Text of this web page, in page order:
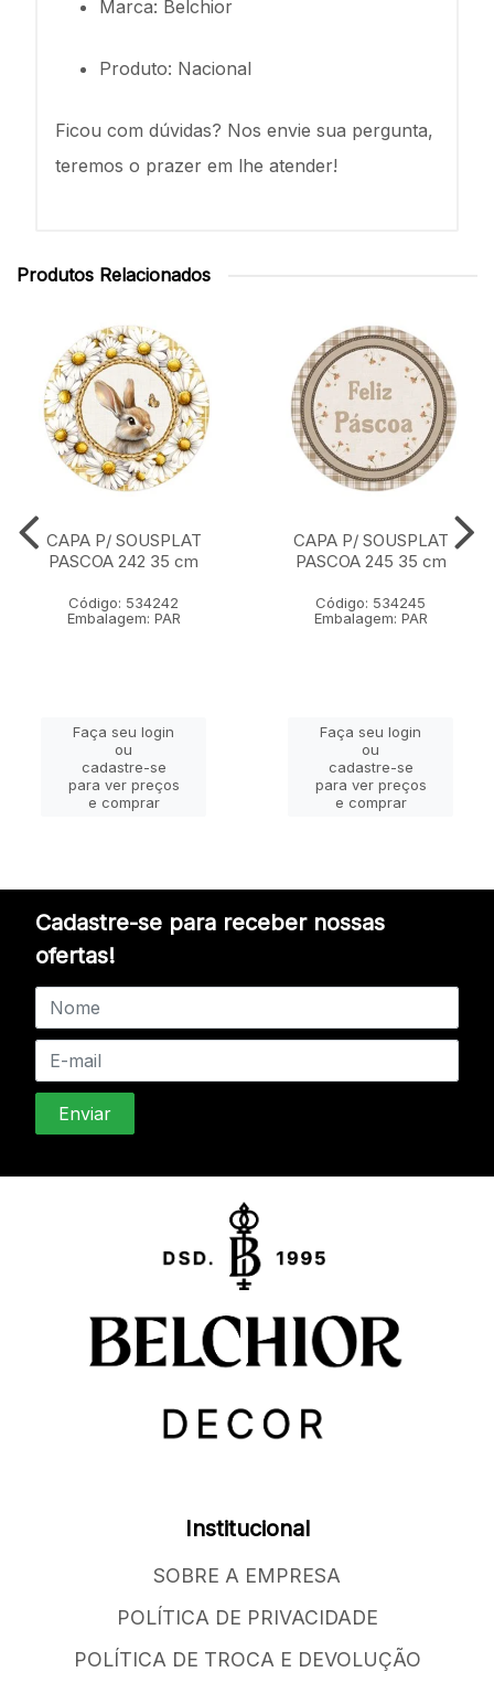
Marca: Belchior
Produto: Nacional
Ficou com dúvidas? Nos envie sua pergunta,
teremos o prazer em lhe atender!
Produtos Relacionados
CAPA P/ SOUSPLAT
PASCOA 242 35 cm
Código: 534242
Embalagem: PAR
Faça seu login
ou
cadastre-se
para ver preços
e comprar
CAPA P/ SOUSPLAT
PASCOA 245 35 cm
Código: 534245
Embalagem: PAR
Faça seu login
ou
cadastre-se
para ver preços
e comprar
Cadastre-se para receber nossas
ofertas!
Institucional
SOBRE A EMPRESA
POLÍTICA DE PRIVACIDADE
POLÍTICA DE TROCA E DEVOLUÇÃO